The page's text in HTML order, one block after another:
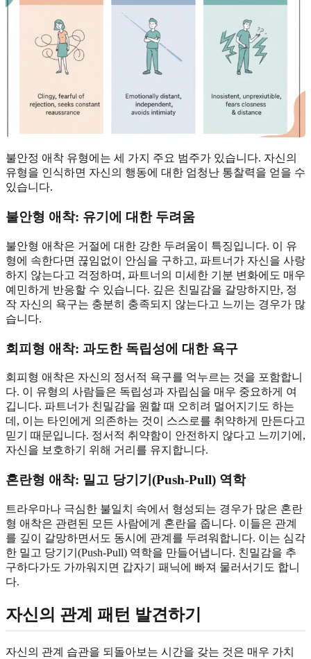
불안정 애착 유형에는 세 가지 주요 범주가 있습니다. 자신의
유형을 인식하면 자신의 행동에 대한 엄청난 통찰력을 얻을 수
있습니다.
불안형 애착: 유기에 대한 두려움
불안형 애착은 거절에 대한 강한 두려움이 특징입니다. 이 유
형에 속한다면 끊임없이 안심을 구하고, 파트너가 자신을 사랑
하지 않는다고 걱정하며, 파트너의 미세한 기분 변화에도 매우
예민하게 반응할 수 있습니다. 깊은 친밀감을 갈망하지만, 정
작 자신의 욕구는 충분히 충족되지 않는다고 느끼는 경우가 많
습니다.
회피형 애착: 과도한 독립성에 대한 욕구
회피형 애착은 자신의 정서적 욕구를 억누르는 것을 포함합니
다. 이 유형의 사람들은 독립성과 자립심을 매우 중요하게 여
깁니다. 파트너가 친밀감을 원할 때 오히려 멀어지기도 하는
데, 이는 타인에게 의존하는 것이 스스로를 취약하게 만든다고
믿기 때문입니다. 정서적 취약함이 안전하지 않다고 느끼기에,
자신을 보호하기 위해 거리를 유지합니다.
혼란형 애착: 밀고 당기기(Push-Pull) 역학
트라우마나 극심한 불일치 속에서 형성되는 경우가 많은 혼란
형 애착은 관련된 모든 사람에게 혼란을 줍니다. 이들은 관계
를 깊이 갈망하면서도 동시에 관계를 두려워합니다. 이는 심각
한 밀고 당기기(Push-Pull) 역학을 만들어냅니다. 친밀감을 추
구하다가도 가까워지면 갑자기 패닉에 빠져 물러서기도 합니
다.
자신의 관계 패턴 발견하기
자신의 관계 습관을 되돌아보는 시간을 갖는 것은 매우 가치